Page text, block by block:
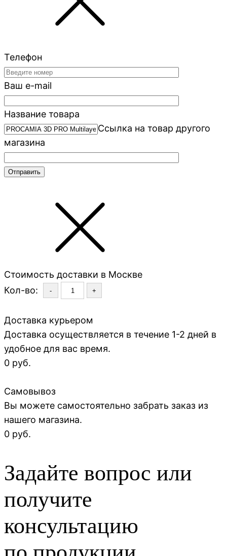
Телефон
Ваш e-mail
Название товара
Ссылка на товар другого
магазина
Стоимость доставки в Москве
Кол-во:
- +
Доставка курьером
Доставка осуществляется в течение 1-2 дней в
удобное для вас время.
0 руб.
Самовывоз
Вы можете самостоятельно забрать заказ из
нашего магазина.
0 руб.
Задайте вопрос или
получите
консультацию